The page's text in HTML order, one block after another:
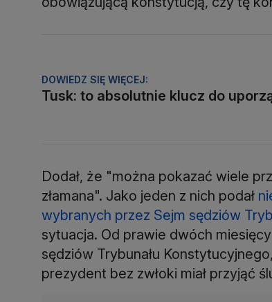
DOWIEDZ SIĘ WIĘCEJ:
Tusk: to absolutnie klucz do
Dodał, że "można pokazać wiele
złamana". Jako jeden z nich podał
wybranych przez Sejm sędziów
sytuacja. Od prawie dwóch
sędziów Trybunału
prezydent bez zwłoki miał przyjąć